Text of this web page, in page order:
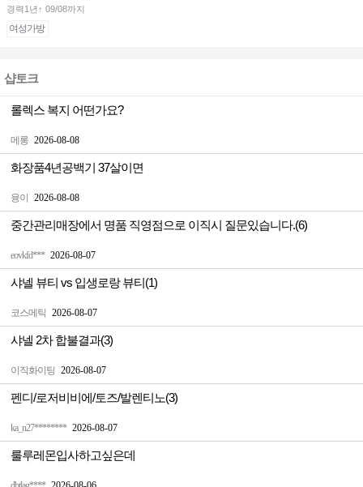
경력1년↑ 09/08까지
여성가방
샵토크
메롱 2026-08-08
롤렉스 복지 어떤가요?
융이 2026-08-08
화장품4년공백기 37살이면
eovkfd*** 2026-08-07
중간관리매장에서 명품 직영점으로 이직시 질문있습니다.(6)
코스메틱 2026-08-07
샤넬 뷰티 vs 입생로랑 뷰티(1)
이직화이팅 2026-08-07
샤넬 2차 합불결과(3)
ka_n27******** 2026-08-07
펜디/로저비비에/토즈/발렌티노(3)
룰루레몬입사하고싶은데